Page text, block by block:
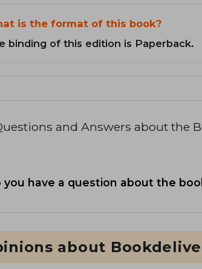
is the format of this book?
binding of this edition is Paperback.
and Answers about the
you have a question about the
about